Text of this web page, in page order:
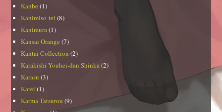
Kanbe (1)
Kanimiso-tei (8)
Kanimura (1)
Kansai Orange (7)
Kantai Collection (2)
Karakishi Youhei-dan Shinka (2)
Karasu (3)
Karei (1)
Karma Tatsurou (9)